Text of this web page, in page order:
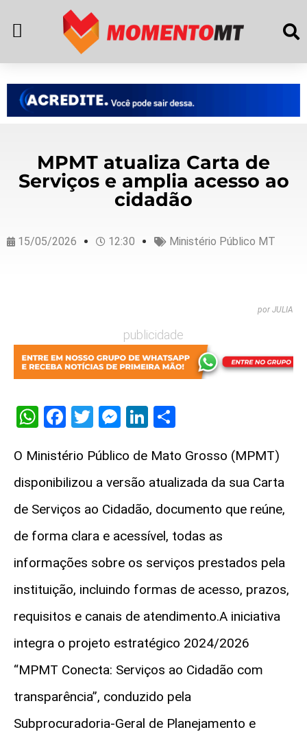
MPMT atualiza Carta de
Serviços e amplia acesso ao
cidadão
15/05/2026 12:30 Ministério Público MT
por JULIA
publicidade
WhatsApp
Facebook
Twitter
Messenger
LinkedIn
O Ministério Público de Mato Grosso (MPMT)
disponibilizou a versão atualizada da sua Carta
de Serviços ao Cidadão, documento que reúne,
de forma clara e acessível, todas as
informações sobre os serviços prestados pela
instituição, incluindo formas de acesso, prazos,
requisitos e canais de atendimento.A iniciativa
integra o projeto estratégico 2024/2026
“MPMT Conecta: Serviços ao Cidadão com
transparência”, conduzido pela
Subprocuradoria-Geral de Planejamento e